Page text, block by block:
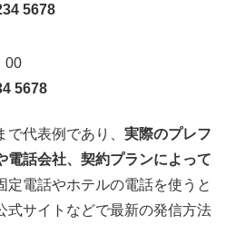
5678
00
5678
代表例であり、 実際のプレフ
電話会社、契約プランによって
定電話やホテルの電話を使うと
式サイトなどで最新の発信方法